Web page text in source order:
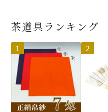
茶道具ランキング